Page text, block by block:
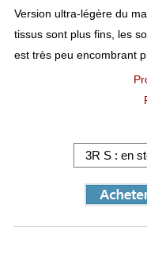
Version ultra-légère du
tissus sont plus fins, les
est très peu encombrant